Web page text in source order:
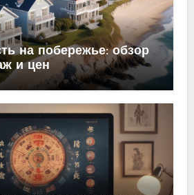
на побережье: обзор
и цен